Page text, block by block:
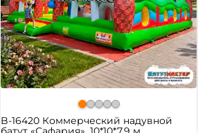
B-16420 Коммерческий надувной